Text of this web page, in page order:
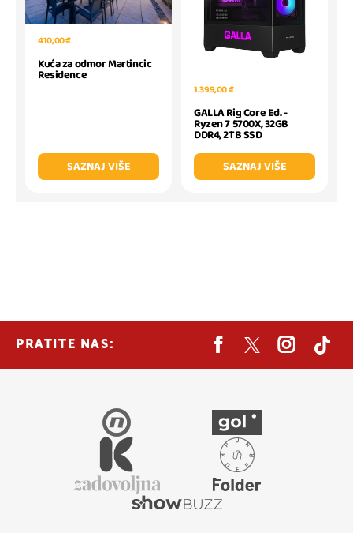
410,00 €
Kuća za odmor Martincic
Residence
SAZNAJ VIŠE
1.399,00 €
GALLA Rig Core Ed. -
Ryzen 7 5700X, 32GB
DDR4, 2TB SSD
SAZNAJ VIŠE
PRATITE NAS: